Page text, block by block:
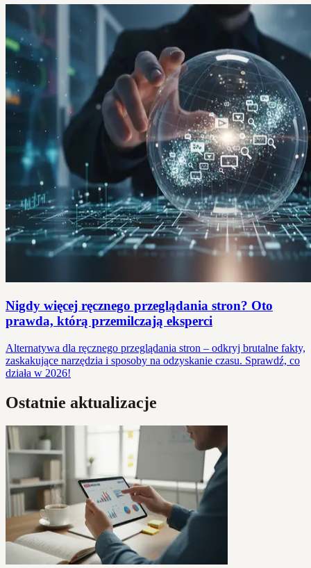
Nigdy więcej ręcznego przeglądania stron? Oto
prawda, którą przemilczają eksperci
Alternatywa dla ręcznego przeglądania stron – odkryj brutalne fakty,
zaskakujące narzędzia i sposoby na odzyskanie czasu. Sprawdź, co
działa w 2026!
Ostatnie aktualizacje